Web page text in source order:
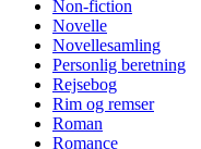
Non-fiction
Novelle
Novellesamling
Personlig beretning
Rejsebog
Rim og remser
Roman
Romance